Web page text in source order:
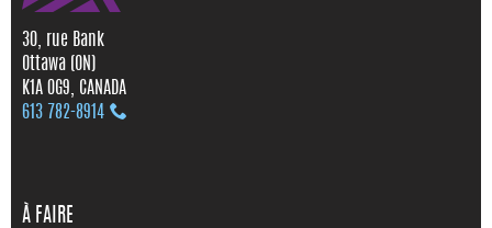
30, rue Bank
Ottawa (ON)
K1A 0G9, CANADA
613 782‑8914
À FAIRE